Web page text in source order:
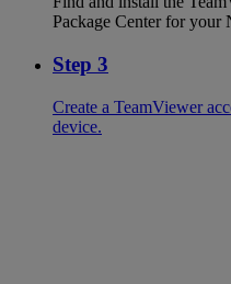
Package Center for your
Step 3
Create a TeamViewer
device.